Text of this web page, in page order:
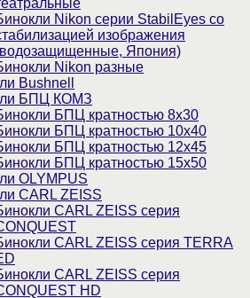
Nikon серии StabilEyes со
изображения
Япония)
Nikon разные
Bushnell
БПЦ КОМЗ
БПЦ кратностью 8х30
БПЦ кратностью 10х40
БПЦ кратностью 12х45
БПЦ кратностью 15х50
OLYMPUS
CARL ZEISS
CARL ZEISS серия
CARL ZEISS серия TERRA
CARL ZEISS серия
HD